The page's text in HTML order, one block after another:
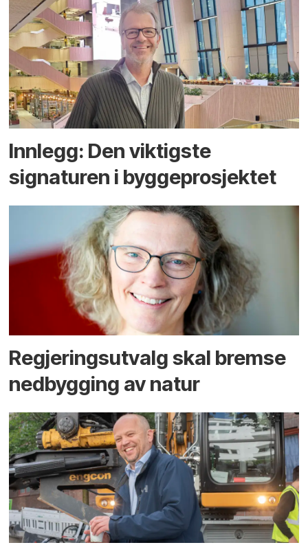
Innlegg: Den viktigste
signaturen i bygge­­prosjektet
Regjerings­utvalg skal bremse
ned­bygging av natur